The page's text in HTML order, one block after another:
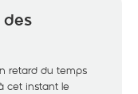
retard du temps
cet instant le